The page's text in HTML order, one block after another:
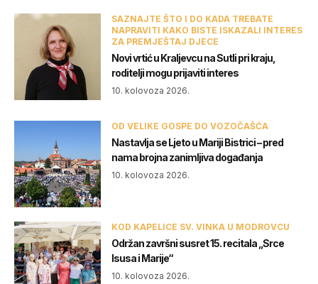
SAZNAJTE ŠTO I DO KADA TREBATE
NAPRAVITI KAKO BISTE ISKAZALI INTERES
ZA PREMJEŠTAJ DJECE
Novi vrtić u Kraljevcu na Sutli pri kraju,
roditelji mogu prijaviti interes
10. kolovoza 2026.
OD VELIKE GOSPE DO VOZOČAŠĆA
Nastavlja se Ljeto u Mariji Bistrici – pred
nama brojna zanimljiva događanja
10. kolovoza 2026.
KOD KAPELICE SV. VINKA U MODROVCU
Održan završni susret 15. recitala „Srce
Isusa i Marije“
10. kolovoza 2026.